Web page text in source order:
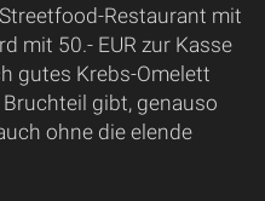
Restaurant mit
mit 50.- EUR zur Kasse
gutes Krebs-Omelett
gibt, genauso
ohne die elende